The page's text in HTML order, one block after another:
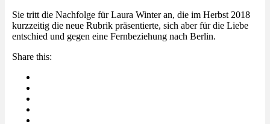
Sie tritt die Nachfolge für Laura Winter an, die im Herbst 2018
kurzzeitig die neue Rubrik präsentierte, sich aber für die Liebe
entschied und gegen eine Fernbeziehung nach Berlin.
Share this: